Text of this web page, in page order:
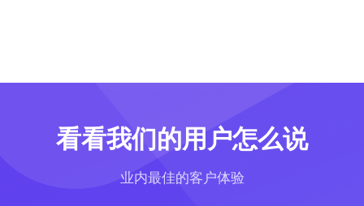
看看我们的用户怎么说
业内最佳的客户体验